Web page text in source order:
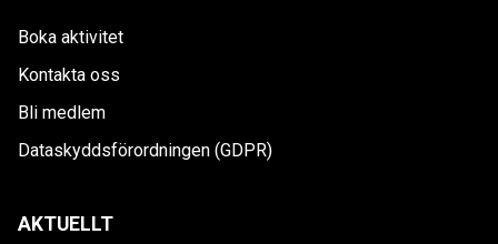
Boka aktivitet
Kontakta oss
Bli medlem
Dataskyddsförordningen (GDPR)
AKTUELLT